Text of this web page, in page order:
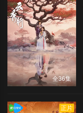
全36集
正片